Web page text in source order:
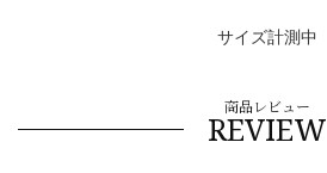
サイズ計測中
商品レビュー
REVIEW